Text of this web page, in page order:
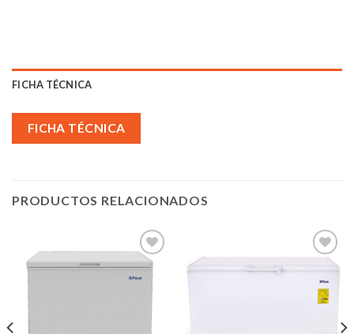
FICHA TÉCNICA
FICHA TÉCNICA
PRODUCTOS RELACIONADOS
Añadir
Añadir
a la